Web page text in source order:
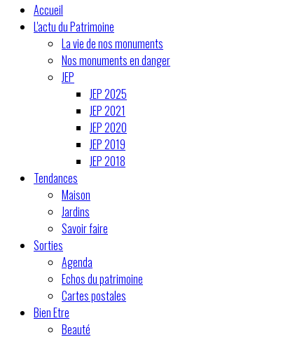
Accueil
L'actu du Patrimoine
La vie de nos monuments
Nos monuments en danger
JEP
JEP 2025
JEP 2021
JEP 2020
JEP 2019
JEP 2018
Tendances
Maison
Jardins
Savoir faire
Sorties
Agenda
Echos du patrimoine
Cartes postales
Bien Etre
Beauté